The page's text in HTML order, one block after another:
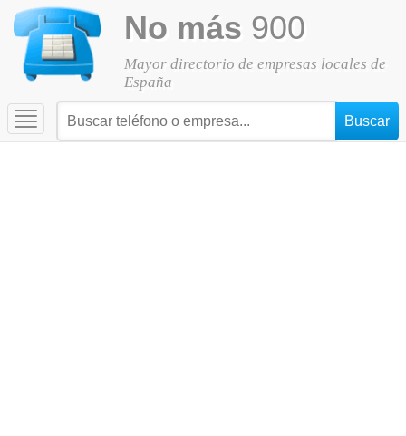
No más 900
Mayor directorio de empresas locales de
España
Toggle
navigation